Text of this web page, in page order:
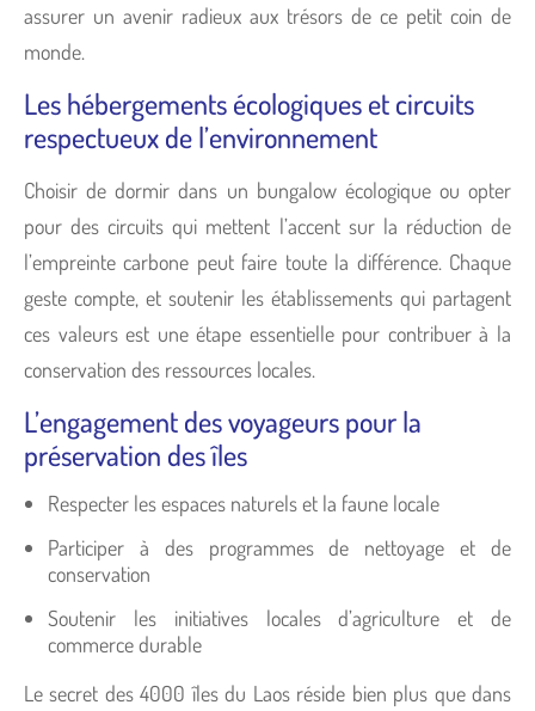
assurer un avenir radieux aux trésors de ce petit coin de
monde.
Les hébergements écologiques et circuits
respectueux de l’environnement
Choisir de dormir dans un bungalow écologique ou opter
pour des circuits qui mettent l’accent sur la réduction de
l’empreinte carbone peut faire toute la différence. Chaque
geste compte, et soutenir les établissements qui partagent
ces valeurs est une étape essentielle pour contribuer à la
conservation des ressources locales.
L’engagement des voyageurs pour la
préservation des îles
Respecter les espaces naturels et la faune locale
Participer à des programmes de nettoyage et de
conservation
Soutenir les initiatives locales d’agriculture et de
commerce durable
Le secret des 4000 îles du Laos réside bien plus que dans